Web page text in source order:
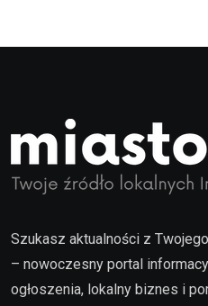
Szukasz aktualności z
– nowoczesny portal
ogłoszenia, lokalny biznes i